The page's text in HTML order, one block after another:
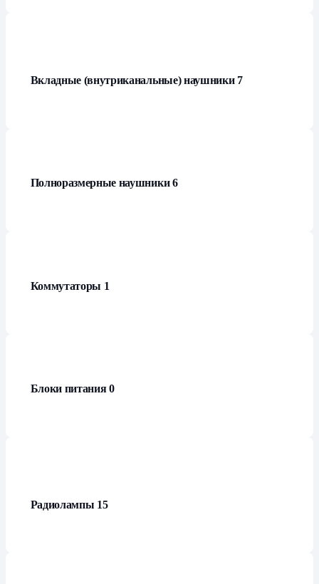
Вкладные (внутриканальные) наушники 7
Полноразмерные наушники6
Коммутаторы 1
Блоки питания0
Радиолампы 15